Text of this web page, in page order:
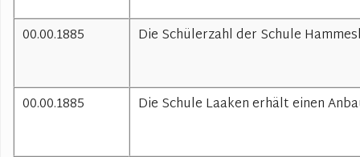
00.00.1885 Die Schülerzahl der Schule
00.00.1885 Die Schule Laaken erhält einen